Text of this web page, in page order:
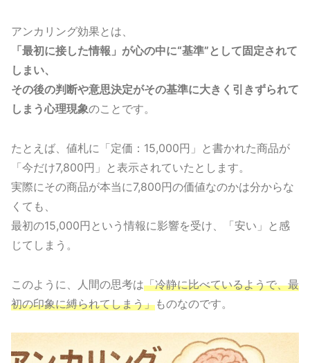
アンカリング効果とは、
「最初に接した情報」が心の中に“基準”として固定されて
しまい、
その後の判断や意思決定がその基準に大きく引きずられて
しまう心理現象のことです。
たとえば、値札に「定価：15,000円」と書かれた商品が
「今だけ7,800円」と表示されていたとします。
実際にその商品が本当に7,800円の価値なのかは分からな
くても、
最初の15,000円という情報に影響を受け、「安い」と感
じてしまう。
このように、人間の思考は「冷静に比べているようで、最
初の印象に縛られてしまう」ものなのです。